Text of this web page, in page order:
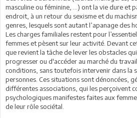
masculine ou féminine, …) ont la vie dure et
endroit, à un retour du sexisme et du
genres, lesquels sont autant l’apanage des
Les charges familiales restent pour
femmes et pèsent sur leur activité. Devant
que revient la tâche de lever les obstacles
progresser ou d'accéder au marché du
conditions, sans toutefois intervenir dans la
personnes. Ces situations sont dénoncées,
différentes associations, qui les perçoivent
psychologiques manifestes faites aux
de leur rôle sociétal.